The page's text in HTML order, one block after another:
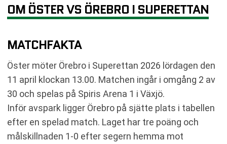
SPELSCHEMA EFTER OMGÅNG 2
VANLIGA FRÅGOR OM ÖSTER VS ÖREBRO
RELATERADE NYHETER
OM ÖSTER VS ÖREBRO I SUPERETTAN
MATCHFAKTA
Öster möter Örebro i Superettan 2026 lördagen den
11 april klockan 13.00. Matchen ingår i omgång 2 av
30 och spelas på Spiris Arena 1 i Växjö.
Inför avspark ligger Örebro på sjätte plats i tabellen
efter en spelad match. Laget har tre poäng och
målskillnaden 1-0 efter segern hemma mot